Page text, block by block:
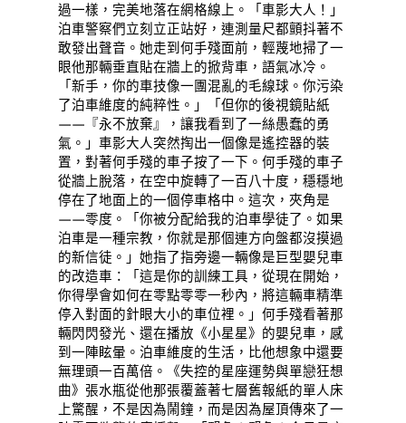
過一樣，完美地落在網格線上。「車影大人！」
泊車警察們立刻立正站好，連測量尺都顫抖著不
敢發出聲音。她走到何手殘面前，輕蔑地掃了一
眼他那輛垂直貼在牆上的掀背車，語氣冰冷。
「新手，你的車技像一團混亂的毛線球。你污染
了泊車維度的純粹性。」「但你的後視鏡貼紙
——『永不放棄』，讓我看到了一絲愚蠢的勇
氣。」車影大人突然掏出一個像是遙控器的裝
置，對著何手殘的車子按了一下。何手殘的車子
從牆上脫落，在空中旋轉了一百八十度，穩穩地
停在了地面上的一個停車格中。這次，夾角是
——零度。「你被分配給我的泊車學徒了。如果
泊車是一種宗教，你就是那個連方向盤都沒摸過
的新信徒。」她指了指旁邊一輛像是巨型嬰兒車
的改造車：「這是你的訓練工具，從現在開始，
你得學會如何在零點零零一秒內，將這輛車精準
停入對面的針眼大小的車位裡。」何手殘看著那
輛閃閃發光、還在播放《小星星》的嬰兒車，感
到一陣眩暈。泊車維度的生活，比他想象中還要
無理頭一百萬倍。《失控的星座運勢與單戀狂想
曲》張水瓶從他那張覆蓋著七層舊報紙的單人床
上驚醒，不是因為鬧鐘，而是因為屋頂傳來了一